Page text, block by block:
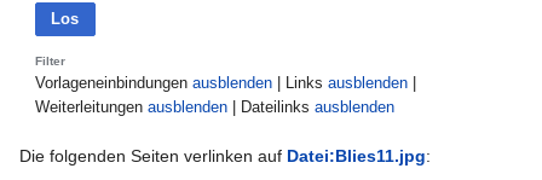
Filter
Vorlageneinbindungen ausblenden| Links ausblenden|
Weiterleitungen ausblenden| Dateilinks ausblenden
Die folgenden Seiten verlinken auf Datei:Blies11.jpg: